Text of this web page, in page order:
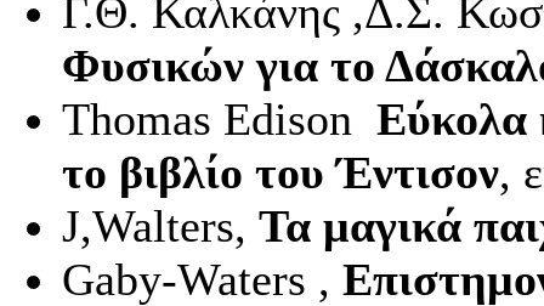
Γ.Θ. Καλκάνης ,Δ.Σ.
Φυσικών για το
Thomas Edison Εύκολα
το βιβλίο του Έντισον,
J,Walters, Τα μαγικά
Gaby-Waters ,